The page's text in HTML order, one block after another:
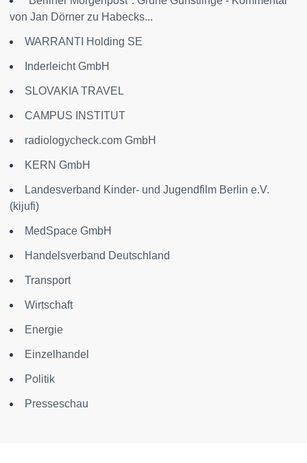
von Jan Dörner zu Habecks...
WARRANTI Holding SE
Inderleicht GmbH
SLOVAKIA TRAVEL
CAMPUS INSTITUT
radiologycheck.com GmbH
KERN GmbH
Landesverband Kinder- und Jugendfilm Berlin e.V.
(kijufi)
MedSpace GmbH
Handelsverband Deutschland
Transport
Wirtschaft
Energie
Einzelhandel
Politik
Presseschau